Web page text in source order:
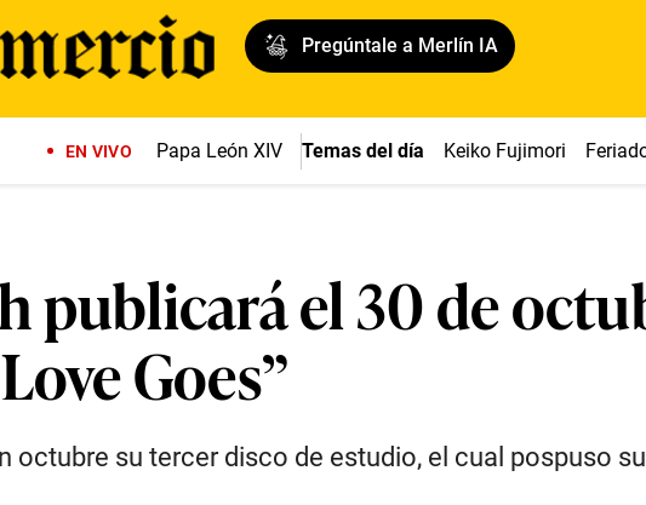
Pregúntale a Merlín IA
EN VIVO Papa León XIV Temas del día Keiko Fujimori
publicará el 30 de
Goes”
octubre su tercer disco de estudio, el cual pospuso